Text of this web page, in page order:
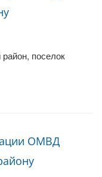
поселок
ОМВД